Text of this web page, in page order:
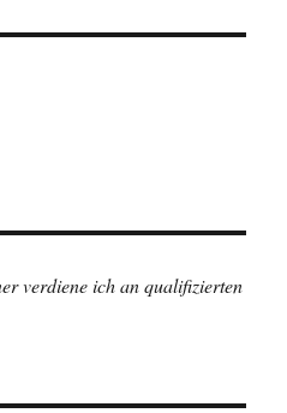
verdiene ich an qualifizierten